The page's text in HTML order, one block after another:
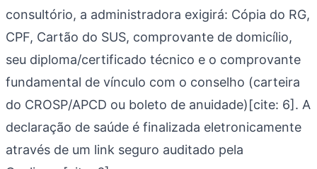
consultório, a administradora exigirá: Cópia do RG,
CPF, Cartão do SUS, comprovante de domicílio,
seu diploma/certificado técnico e o comprovante
fundamental de vínculo com o conselho (carteira
do CROSP/APCD ou boleto de anuidade)[cite: 6]. A
declaração de saúde é finalizada eletronicamente
através de um link seguro auditado pela